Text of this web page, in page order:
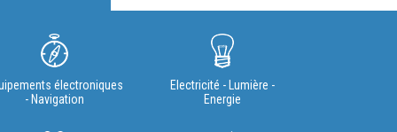
électroniques
- Navigation
Electricité - Lumière -
Energie